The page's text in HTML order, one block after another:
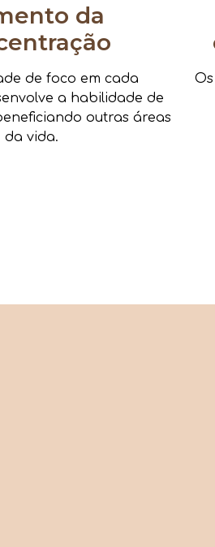
da
de foco em cada
a habilidade de
outras áreas
da vida.